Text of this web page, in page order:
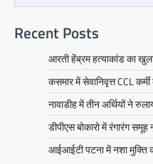
Recent Posts
आरती हेंब्रम हत्याकांड का
कसमार में सेवानिवृत्त CCL
नावाडीह में तीन अर्थियों ने
डीपीएस बोकारो में रंगारंग
आईआईटी पटना में नशा मुक्ति